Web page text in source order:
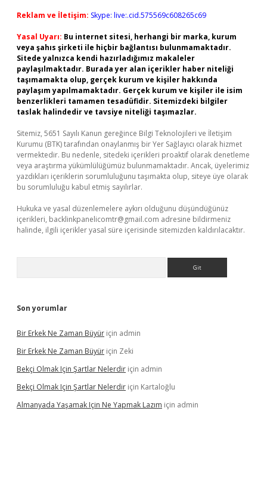
Reklam ve İletişim: Skype: live:.cid.575569c608265c69
Yasal Uyarı: Bu internet sitesi, herhangi bir marka, kurum
veya şahıs şirketi ile hiçbir bağlantısı bulunmamaktadır.
Sitede yalnızca kendi hazırladığımız makaleler
paylaşılmaktadır. Burada yer alan içerikler haber niteliği
taşımamakta olup, gerçek kurum ve kişiler hakkında
paylaşım yapılmamaktadır. Gerçek kurum ve kişiler ile isim
benzerlikleri tamamen tesadüfidir. Sitemizdeki bilgiler
taslak halindedir ve tavsiye niteliği taşımazlar.
Sitemiz, 5651 Sayılı Kanun gereğince Bilgi Teknolojileri ve İletişim
Kurumu (BTK) tarafından onaylanmış bir Yer Sağlayıcı olarak hizmet
vermektedir. Bu nedenle, sitedeki içerikleri proaktif olarak denetleme
veya araştırma yükümlülüğümüz bulunmamaktadır. Ancak, üyelerimiz
yazdıkları içeriklerin sorumluluğunu taşımakta olup, siteye üye olarak
bu sorumluluğu kabul etmiş sayılırlar.
Hukuka ve yasal düzenlemelere aykırı olduğunu düşündüğünüz
içerikleri, backlinkpanelicomtr@gmail.com adresine bildirmeniz
halinde, ilgili içerikler yasal süre içerisinde sitemizden kaldırılacaktır.
Son yorumlar
Bir Erkek Ne Zaman Büyür için admin
Bir Erkek Ne Zaman Büyür için Zeki
Bekçi Olmak Için Şartlar Nelerdir için admin
Bekçi Olmak Için Şartlar Nelerdir için Kartaloğlu
Almanyada Yaşamak Için Ne Yapmak Lazım için admin